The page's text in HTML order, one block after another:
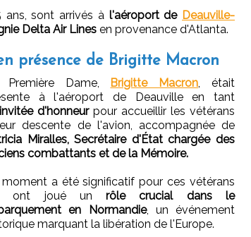
sont arrivés à l'aéroport de Deauville-
Delta Air Lines en provenance d'Atlanta.
présence de Brigitte Macron
Première Dame, Brigitte Macron , était
à l'aéroport de Deauville en tant
d'honneurpour accueillir les vétérans
descente de l'avion, accompagnée de
Miralles, Secrétaire d'État chargée des
combattants et de la Mémoire.
moment a été significatif pour ces vétérans
ont joué unrôle crucial dans le
en Normandie, un événement
marquant la libération de l'Europe.